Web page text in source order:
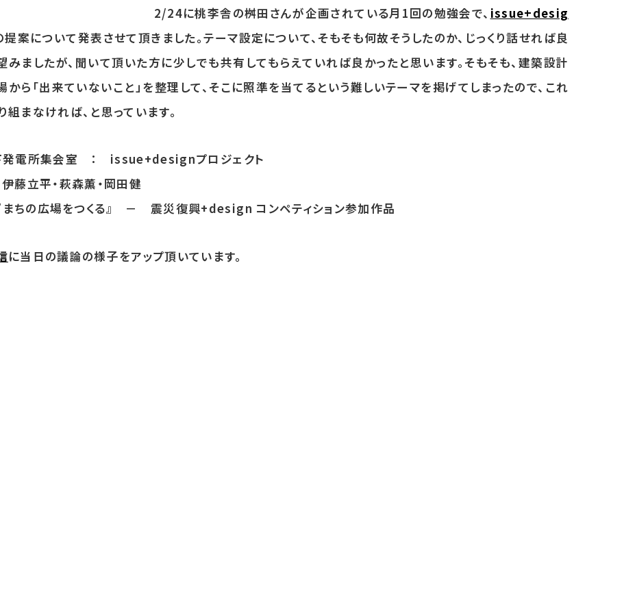
2/24に桃李舎の桝田さんが企画されている月1回の勉強会で、 issue+desig
案について発表させて頂きました。テーマ設定について、そもそも何故そうしたのか、じっくり話せれば良
みましたが、聞いて頂いた方に少しでも共有してもらえていれば良かったと思います。そもそも、建築設計
から「出来ていないこと」を整理して、そこに照準を当てるという難しいテーマを掲げてしまったので、これ
組まなければ、と思っています。
発電所集会室 ： issue+designプロジェクト
藤立平・萩森薫・岡田健
ちの広場をつくる』 － 震災復興+design コンペティション参加作品
に当日の議論の様子をアップ頂いています。